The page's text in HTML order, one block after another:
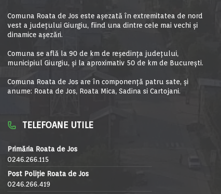
Comuna Roata de Jos este aşezată în extremitatea de nord
vest a judeţului Giurgiu, fiind una dintre cele mai vechi şi
dinamice aşezări.
Comuna se află la 90 de km de reşedinţa judeţului,
municipiul Giurgiu, şi la aproximativ 50 de km de Bucureşti.
Comuna Roata de Jos are în componență patru sate, și
anume: Roata de Jos, Roata Mica, Sadina si Cartojani.
TELEFOANE UTILE
Primăria Roata de Jos
0246.266.115
Post Poliție Roata de Jos
0246.266.419